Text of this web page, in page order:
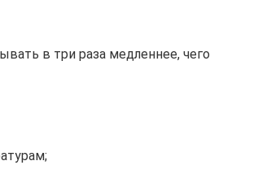
в три раза медленнее, чего